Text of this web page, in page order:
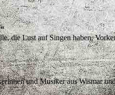
die Lust auf Singen haben,
und Musiker aus Wismar